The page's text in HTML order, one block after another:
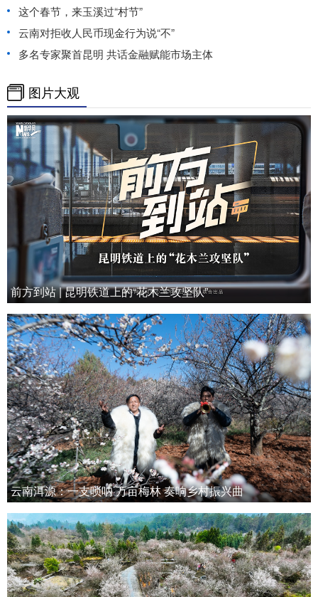
这个春节，来玉溪过“村节”
云南对拒收人民币现金行为说“不”
多名专家聚首昆明 共话金融赋能市场主体
图片大观
前方到站 | 昆明铁道上的“花木兰攻坚队”
云南洱源：一支唢呐 万亩梅林 奏响乡村振兴曲